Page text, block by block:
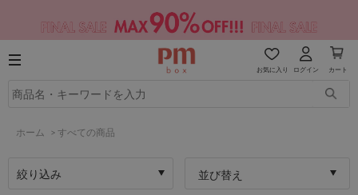
お気に入り ログイン カート
ホーム > すべての商品
絞り込み 並び替え